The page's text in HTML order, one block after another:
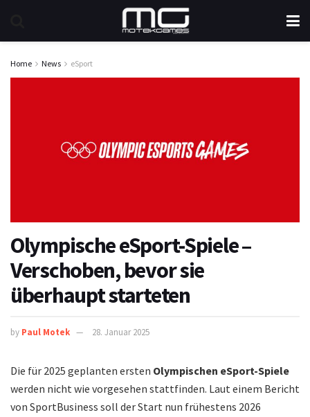
Home News eSport
Olympische eSport-Spiele –
Verschoben, bevor sie
überhaupt starteten
by Paul Motek 28. Januar 2025
Die für 2025 geplanten ersten Olympischen eSport-Spiele
werden nicht wie vorgesehen stattfinden. Laut einem Bericht
von SportBusiness soll der Start nun frühestens 2026